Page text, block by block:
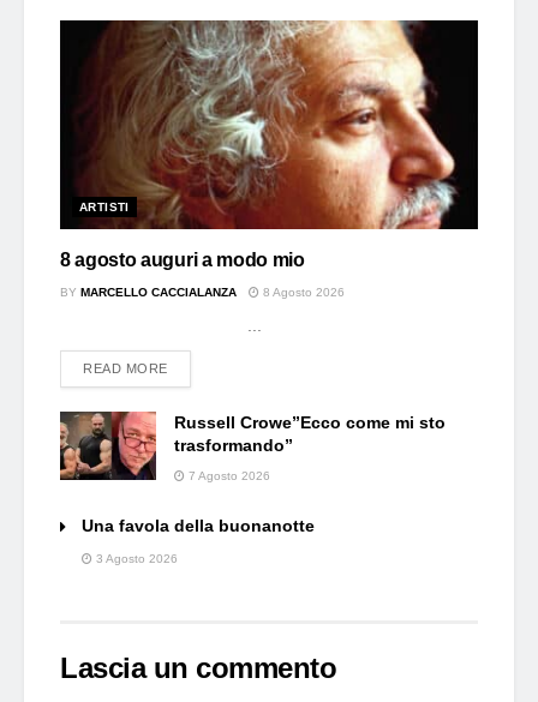
ARTISTI
8 agosto auguri a modo mio
BY MARCELLO CACCIALANZA 8 Agosto 2026
READ MOREDETAILS
Russell Crowe”Ecco come mi sto
trasformando”
7 Agosto 2026
Una favola della buonanotte
3 Agosto 2026
Lascia un commento